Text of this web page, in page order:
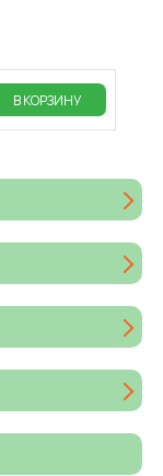
В КОРЗИНУ